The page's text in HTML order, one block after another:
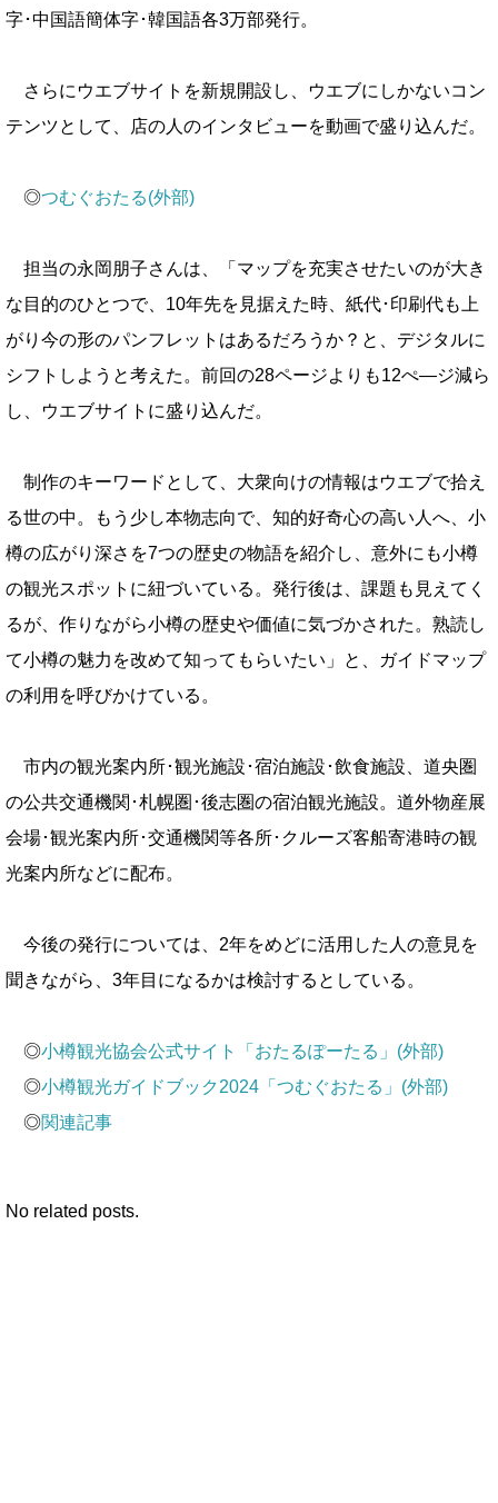
字･中国語簡体字･韓国語各3万部発行。
さらにウエブサイトを新規開設し、ウエブにしかないコン
テンツとして、店の人のインタビューを動画で盛り込んだ。
◎つむぐおたる(外部)
担当の永岡朋子さんは、「マップを充実させたいのが大き
な目的のひとつで、10年先を見据えた時、紙代･印刷代も上
がり今の形のパンフレットはあるだろうか？と、デジタルに
シフトしようと考えた。前回の28ページよりも12ぺ—ジ減ら
し、ウエブサイトに盛り込んだ。
制作のキーワードとして、大衆向けの情報はウエブで拾え
る世の中。もう少し本物志向で、知的好奇心の高い人へ、小
樽の広がり深さを7つの歴史の物語を紹介し、意外にも小樽
の観光スポットに紐づいている。発行後は、課題も見えてく
るが、作りながら小樽の歴史や価値に気づかされた。熟読し
て小樽の魅力を改めて知ってもらいたい」と、ガイドマップ
の利用を呼びかけている。
市内の観光案内所･観光施設･宿泊施設･飲食施設、道央圏
の公共交通機関･札幌圏･後志圏の宿泊観光施設。道外物産展
会場･観光案内所･交通機関等各所･クルーズ客船寄港時の観
光案内所などに配布。
今後の発行については、2年をめどに活用した人の意見を
聞きながら、3年目になるかは検討するとしている。
◎小樽観光協会公式サイト「おたるぽーたる」(外部)
◎小樽観光ガイドブック2024「つむぐおたる」(外部)
◎関連記事
No related posts.